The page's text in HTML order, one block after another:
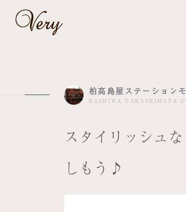
柏高島屋ステーション
KASHIWA TAKASHIMAYA
スタイリッシュ
しもう♪